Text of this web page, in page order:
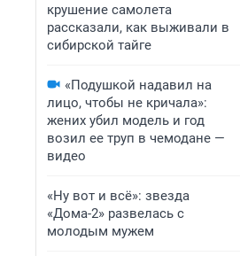
крушение самолета
рассказали, как выживали в
сибирской тайге
«Подушкой надавил на
лицо, чтобы не кричала»:
жених убил модель и год
возил ее труп в чемодане —
видео
«Ну вот и всё»: звезда
«Дома-2» развелась с
молодым мужем